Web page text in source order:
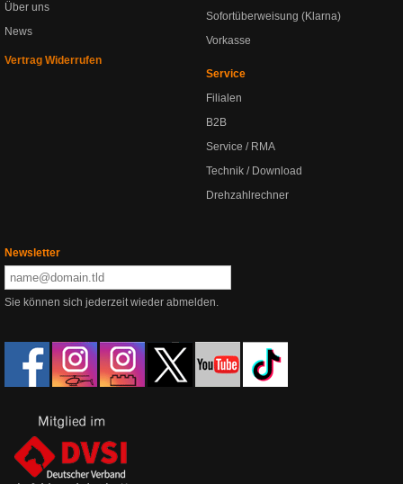
Über uns
News
Vertrag Widerrufen
Sofortüberweisung (Klarna)
Vorkasse
Service
Filialen
B2B
Service / RMA
Technik / Download
Drehzahlrechner
Newsletter
Sie können sich jederzeit wieder abmelden.